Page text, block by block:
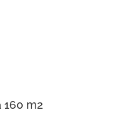
m2